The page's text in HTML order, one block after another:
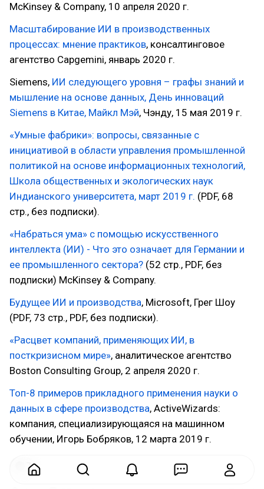
McKinsey & Company, 10 апреля 2020 г.
Масштабирование ИИ в производственных
процессах: мнение практиков, консалтинговое
агентство Capgemini, январь 2020 г.
Siemens, ИИ следующего уровня – графы знаний и
мышление на основе данных, День инноваций
Siemens в Китае, Майкл Мэй, Чэнду, 15 мая 2019 г.
«Умные фабрики»: вопросы, связанные с
инициативой в области управления промышленной
политикой на основе информационных технологий,
Школа общественных и экологических наук
Индианского университета, март 2019 г. (PDF, 68
стр., без подписки).
«Набраться ума» с помощью искусственного
интеллекта (ИИ) - Что это означает для Германии и
ее промышленного сектора? (52 стр., PDF, без
подписки) McKinsey & Company.
Будущее ИИ и производства, Microsoft, Грег Шоу
(PDF, 73 стр., PDF, без подписки).
«Расцвет компаний, применяющих ИИ, в
посткризисном мире», аналитическое агентство
Boston Consulting Group, 2 апреля 2020 г.
Топ-8 примеров прикладного применения науки о
данных в сфере производства, ActiveWizards:
компания, специализирующаяся на машинном
обучении, Игорь Бобряков, 12 марта 2019 г.
7